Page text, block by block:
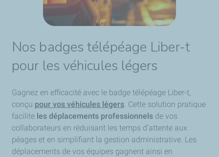
Nos badges télépéage Liber-t
pour les véhicules légers
Gagnez en efficacité avec le badge télépéage Liber-t,
conçu pour vos véhicules légers. Cette solution pratique
facilite les déplacements professionnels de vos
collaborateurs en réduisant les temps d’attente aux
péages et en simplifiant la gestion administrative. Les
déplacements de vos équipes gagnent ainsi en